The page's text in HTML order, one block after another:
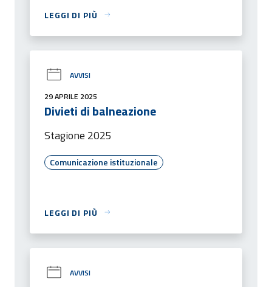
LEGGI DI PIÙ
AVVISI
29 APRILE 2025
Divieti di balneazione
Stagione 2025
Comunicazione istituzionale
LEGGI DI PIÙ
AVVISI